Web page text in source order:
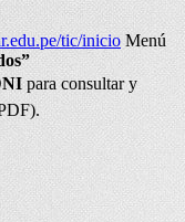
tic/inicio Menú
para consultar y